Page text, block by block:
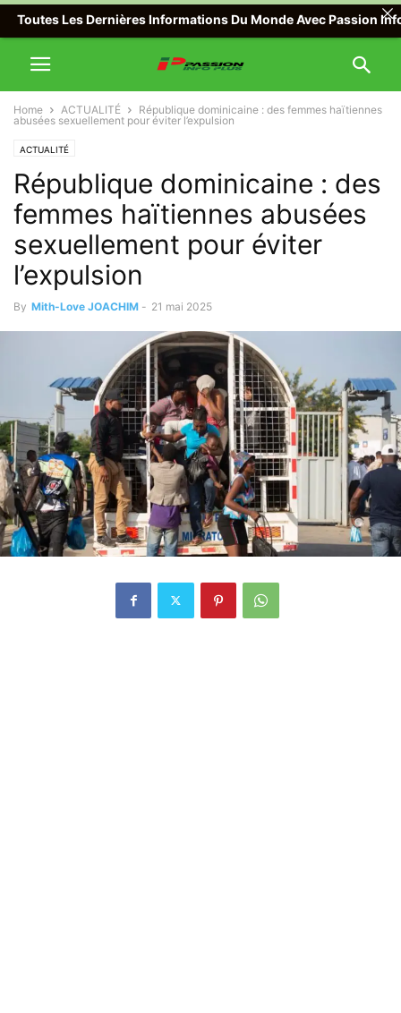
Home ACTUALITÉ
République dominicaine : des femmes haïtiennes
abusées sexuellement pour éviter l’expulsion
ACTUALITÉ
République dominicaine : des
femmes haïtiennes abusées
sexuellement pour éviter
l’expulsion
By Mith-Love JOACHIM - 21 mai 2025
Les Dernières Informations Du Monde Avec Passion Info